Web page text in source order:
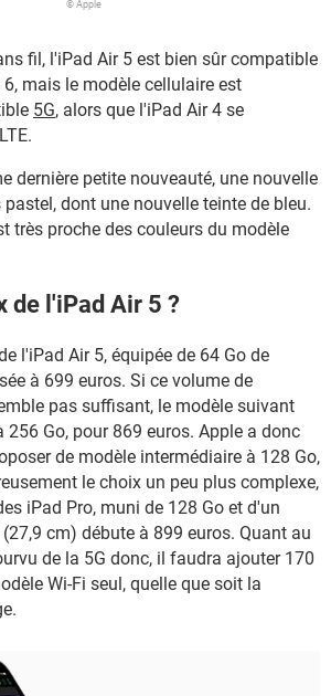
© Apple
fil, l'iPad Air 5 est bien sûr compatible
mais le modèle cellulaire est
5G, alors que l'iPad Air 4 se
dernière petite nouveauté, une nouvelle
dont une nouvelle teinte de bleu.
très proche des couleurs du modèle
de l'iPad Air 5 ?
l'iPad Air 5, équipée de 64 Go de
à 699 euros. Si ce volume de
pas suffisant, le modèle suivant
256 Go, pour 869 euros. Apple a donc
de modèle intermédiaire à 128 Go,
le choix un peu plus complexe,
iPad Pro, muni de 128 Go et d'un
cm) débute à 899 euros. Quant au
de la 5G donc, il faudra ajouter 170
Wi-Fi seul, quelle que soit la